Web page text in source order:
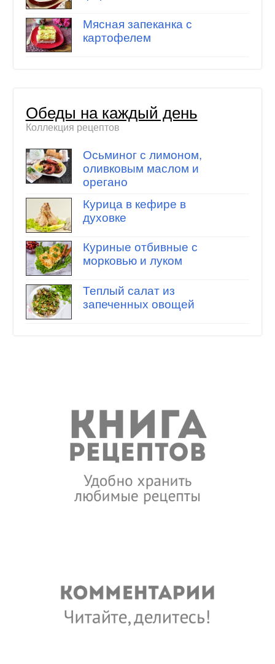
Мясная запеканка с
картофелем
Обеды на каждый день
Коллекция рецептов
Осьминог с лимоном,
оливковым маслом и
орегано
Курица в кефире в
духовке
Куриные отбивные с
морковью и луком
Теплый салат из
запеченных овощей